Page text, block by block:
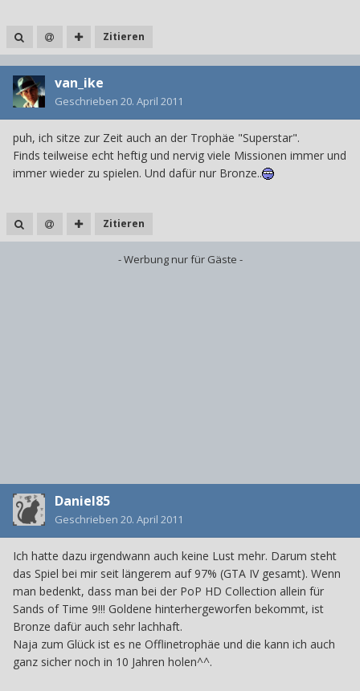
Zitieren
van_ike
Geschrieben 20. April 2011
puh, ich sitze zur Zeit auch an der Trophäe "Superstar".
Finds teilweise echt heftig und nervig viele Missionen immer und
immer wieder zu spielen. Und dafür nur Bronze..
Zitieren
- Werbung nur für Gäste -
Daniel85
Geschrieben 20. April 2011
Ich hatte dazu irgendwann auch keine Lust mehr. Darum steht
das Spiel bei mir seit längerem auf 97% (GTA IV gesamt). Wenn
man bedenkt, dass man bei der PoP HD Collection allein für
Sands of Time 9!!! Goldene hinterhergeworfen bekommt, ist
Bronze dafür auch sehr lachhaft.
Naja zum Glück ist es ne Offlinetrophäe und die kann ich auch
ganz sicher noch in 10 Jahren holen^^.